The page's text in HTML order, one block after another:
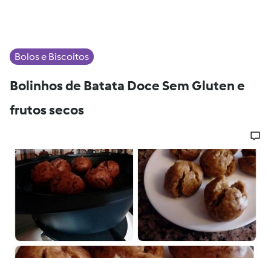
Bolos e Biscoitos
Bolinhos de Batata Doce Sem Gluten e
frutos secos